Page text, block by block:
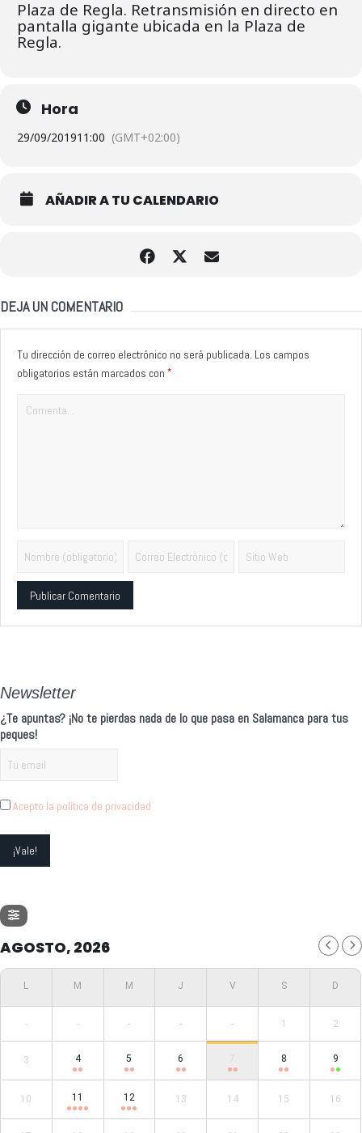
Plaza de Regla. Retransmisión en directo en
pantalla gigante ubicada en la Plaza de
Regla.
Hora
29/09/201911:00 (GMT+02:00)
AÑADIR A TU CALENDARIO
DEJA UN COMENTARIO
Tu dirección de correo electrónico no será publicada. Los campos
obligatorios están marcados con *
Newsletter
¿Te apuntas? ¡No te pierdas nada de lo que pasa en Salamanca para tus
peques!
Acepto la política de privacidad
AGOSTO, 2026
- - - - - 1 2
3 4 5 6 7 8 9
10 11 12 13 14 15 16